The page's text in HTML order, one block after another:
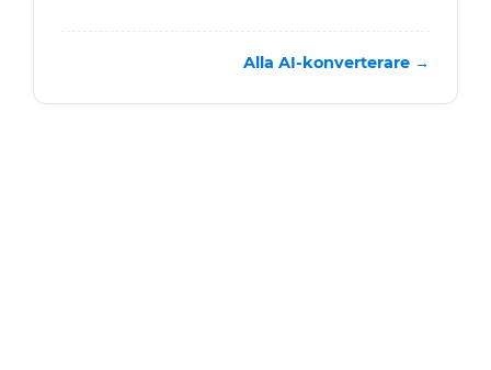
Alla AI-konverterare →